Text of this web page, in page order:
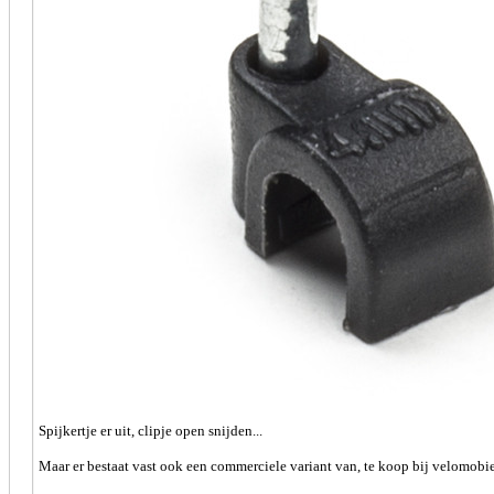
Spijkertje er uit, clipje open snijden...
Maar er bestaat vast ook een commerciele variant van, te koop bij